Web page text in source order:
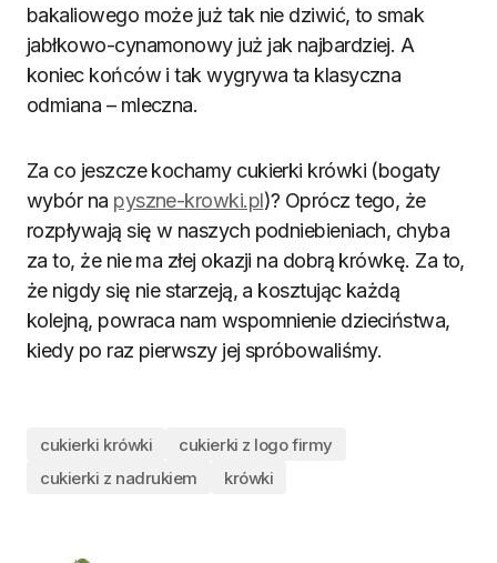
bakaliowego może już tak nie dziwić, to smak
jabłkowo-cynamonowy już jak najbardziej. A
koniec końców i tak wygrywa ta klasyczna
odmiana – mleczna.
Za co jeszcze kochamy cukierki krówki (bogaty
wybór na pyszne-krowki.pl)? Oprócz tego, że
rozpływają się w naszych podniebieniach, chyba
za to, że nie ma złej okazji na dobrą krówkę. Za to,
że nigdy się nie starzeją, a kosztując każdą
kolejną, powraca nam wspomnienie dzieciństwa,
kiedy po raz pierwszy jej spróbowaliśmy.
cukierki krówki
cukierki z logo firmy
cukierki z nadrukiem
krówki